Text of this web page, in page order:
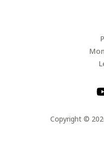
Copyright ©